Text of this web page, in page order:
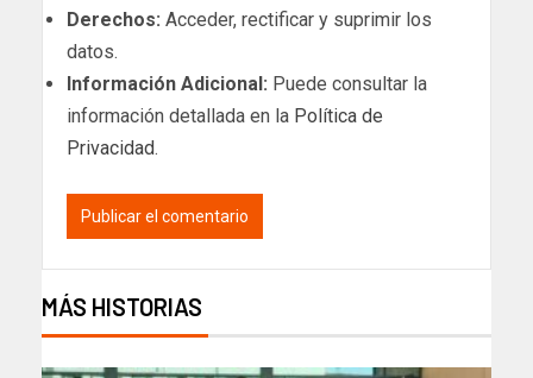
Derechos: Acceder, rectificar y suprimir los
datos.
Información Adicional: Puede consultar la
información detallada en la Política de
Privacidad.
MÁS HISTORIAS